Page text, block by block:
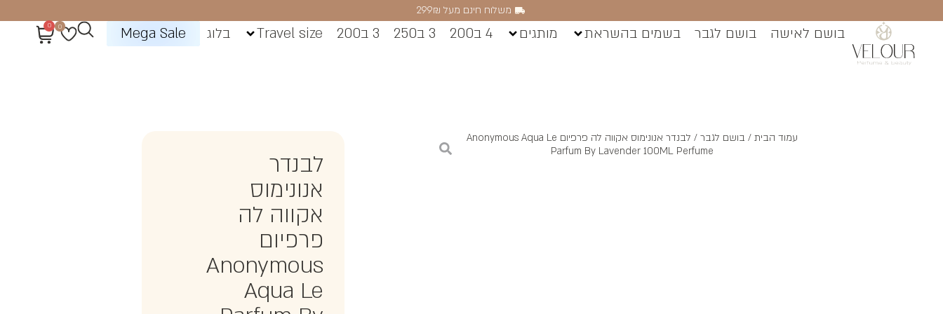
משלוח חינם מעל 299₪
בושם לאישה בושם לגבר בשמים בהשראת מותגים 4 ב200 3 ב250 3 ב200 Travel size בלוג Mega Sale
0
0
עמוד הבית/ בושם לגבר
/ לבנדר אנונימוס אקווה לה פרפיום Anonymous Aqua Le
Parfum By Lavender 100ML Perfume
לבנדר
אנונימוס
אקווה לה
פרפיום
Anonymous
Aqua Le